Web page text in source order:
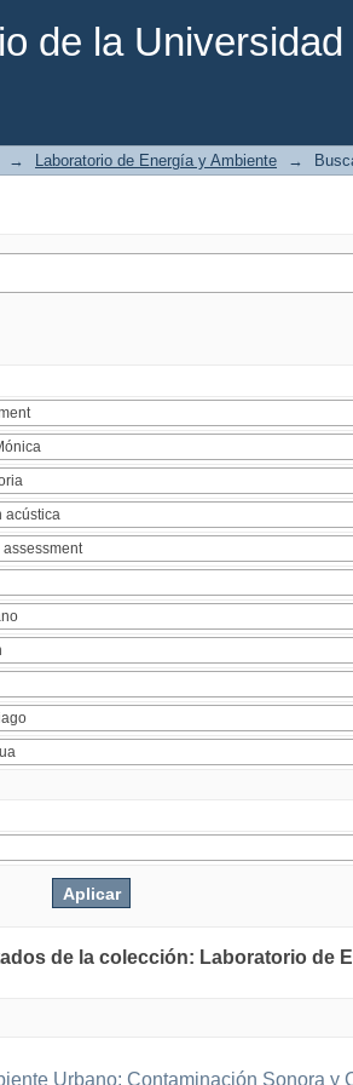
de la
→ Laboratorio de Energía y Ambiente →
de la colección: Laboratorio de
Urbano: Contaminación Sonora y